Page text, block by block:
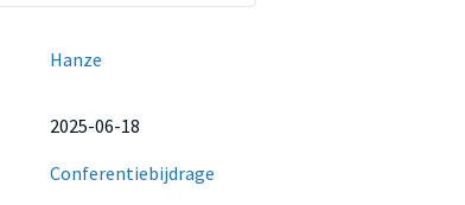
Hanze
2025-06-18
Conferentiebijdrage